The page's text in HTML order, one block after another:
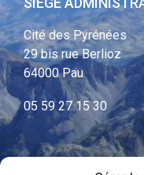
Cité des Pyrénées
29 bis rue Berlioz
64000 Pau
05 59 27 15 30